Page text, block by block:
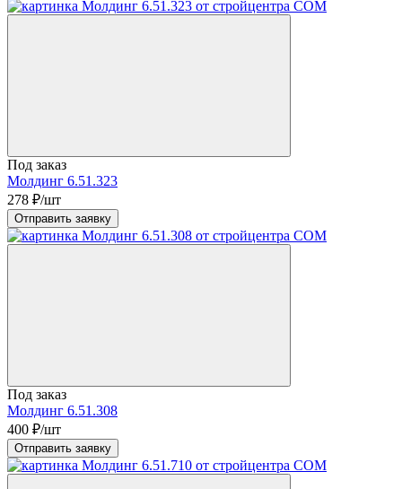
Под заказ
Молдинг 6.51.323
278 ₽/шт
Отправить заявку
Под заказ
Молдинг 6.51.308
400 ₽/шт
Отправить заявку